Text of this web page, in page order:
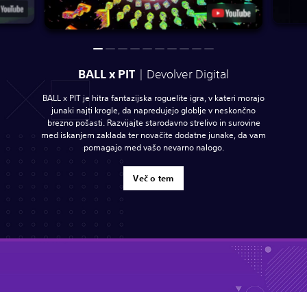
BALL x PIT | Devolver Digital
BALL x PIT je hitra fantazijska roguelite igra, v kateri morajo
junaki najti krogle, da napredujejo globlje v neskončno
brezno pošasti. Razvijajte starodavno strelivo in surovine
med iskanjem zaklada ter novačite dodatne junake, da vam
pomagajo med vašo nevarno nalogo.
Več o tem